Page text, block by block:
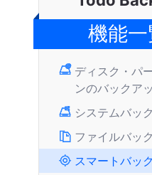
機能一
ディスク・パ
ンのバックア
システムバッ
ファイルバッ
スマートバッ